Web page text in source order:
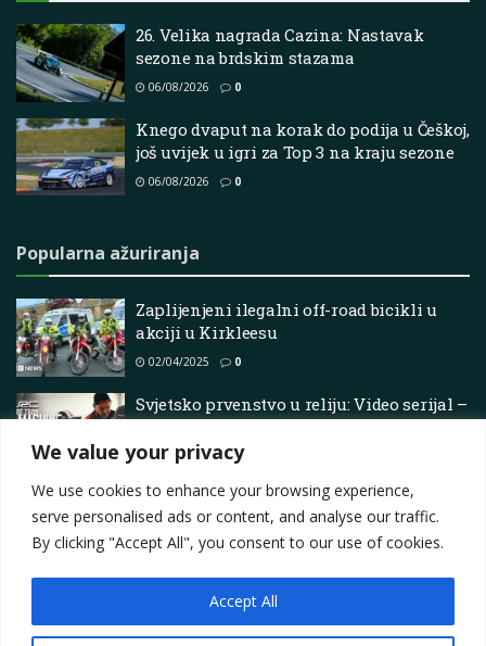
We value your privacy
We use cookies to enhance your browsing experience,
serve personalised ads or content, and analyse our traffic.
By clicking "Accept All", you consent to our use of cookies.
Accept All
26. Velika nagrada Cazina: Nastavak
sezone na brdskim stazama
06/08/2026 0
Knego dvaput na korak do podija u Češkoj,
još uvijek u igri za Top 3 na kraju sezone
06/08/2026 0
Popularna ažuriranja
Zaplijenjeni ilegalni off-road bicikli u
akciji u Kirkleesu
02/04/2025 0
Svjetsko prvenstvo u reliju: Video serijal –
Više od stroja, 2. sezona, 2. epizoda – Borba
u švedskom snijegu!
Contact
Privacy Policy
Terms Marketing i oglašavanje